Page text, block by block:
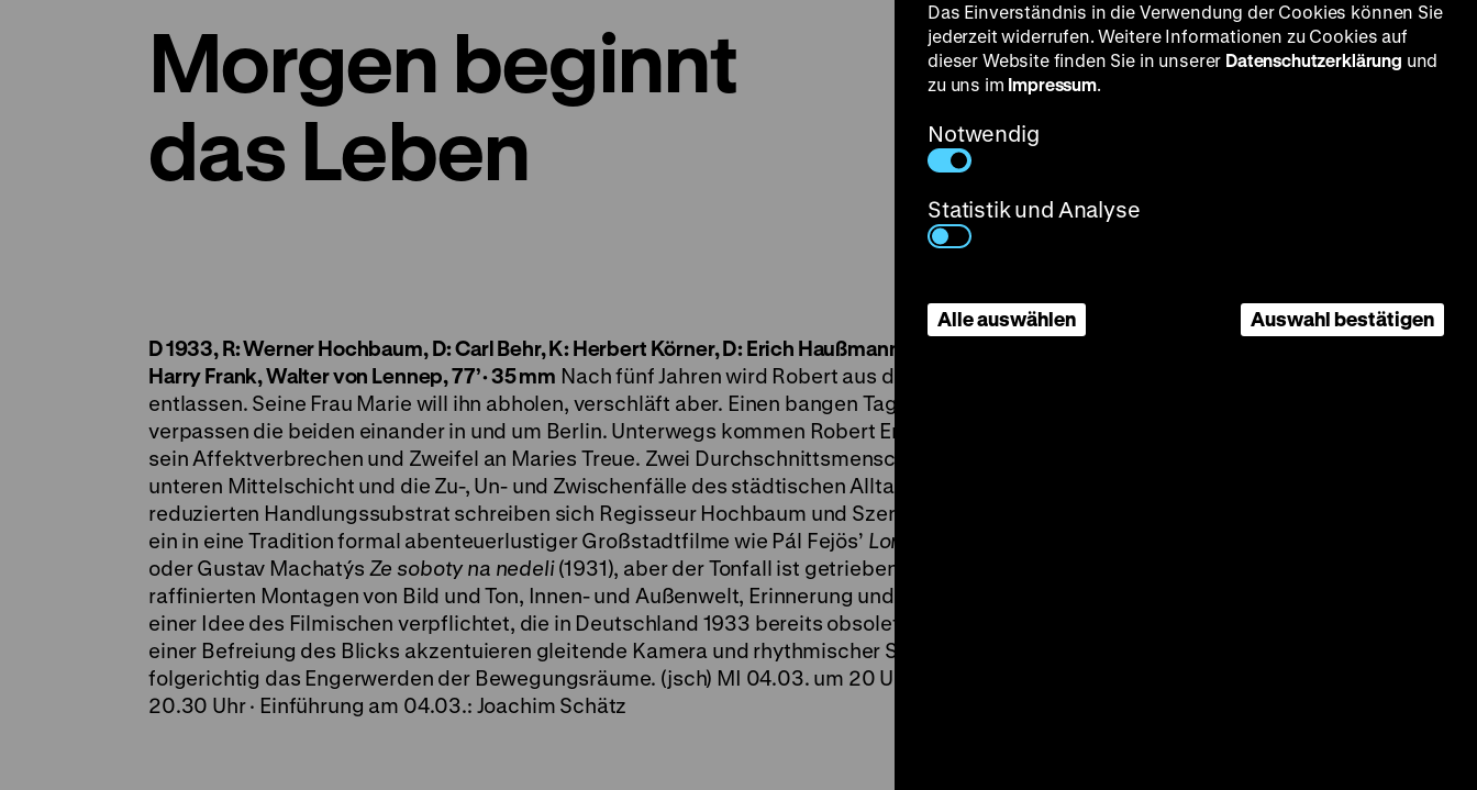
Morgen beginnt
das Leben
D 1933, R: Werner Hochbaum, D: Carl Behr, K: Herbert Körner, D: Erich Haußmann, Hilde von Stolz,
Harry Frank, Walter von Lennep, 77’·35 mm Nach fünf Jahren wird Robert aus dem Gefängnis
entlassen. Seine Frau Marie will ihn abholen, verschläft aber. Einen bangen Tag lang suchen und
verpassen die beiden einander in und um Berlin. Unterwegs kommen Robert Erinnerungen an
sein Affektverbrechen und Zweifel an Maries Treue. Zwei Durchschnittsmenschen aus der
unteren Mittelschicht und die Zu-, Un- und Zwischenfälle des städtischen Alltags: Mit diesem
reduzierten Handlungssubstrat schreiben sich Regisseur Hochbaum und Szenarist Carl Behr
ein in eine Tradition formal abenteuerlustiger Großstadtfilme wie Pál Fejös’ Lonesome
oder Gustav Machatýs Ze soboty na nedeli(1931), aber der Tonfall ist getriebener, nervöser. Die
raffinierten Montagen von Bild und Ton, Innen- und Außenwelt, Erinnerung und Impression sind
einer Idee des Filmischen verpflichtet, die in Deutschland 1933 bereits obsolet scheint. Statt
einer Befreiung des Blicks akzentuieren gleitende Kamera und rhythmischer Schnitt
folgerichtig das Engerwerden der Bewegungsräume. (jsch) MI 04.03. um 20 Uhr + SA 07.03. um
20.30 Uhr · Einführung am 04.03.: Joachim Schätz
Das Einverständnis in die Verwendung der Cookies können Sie
jederzeit widerrufen. Weitere Informationen zu Cookies auf
dieser Website finden Sie in unserer Datenschutzerklärung und
zu uns im Impressum.
Notwendig
Statistik und Analyse
Alle auswählen Auswahl bestätigen